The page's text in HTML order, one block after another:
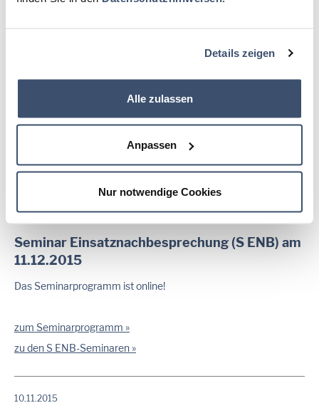
Details zeigen
Alle zulassen
Anpassen
Nur notwendige Cookies
Task Force am Institut der Feuerwehr
Nordrhein-Westfalen in Münster.
mehr
Seminar Einsatznachbesprechung (S ENB) am
11.12.2015
Das Seminarprogramm ist online!
zum Seminarprogramm
zu den S ENB-Seminaren
10.11.2015